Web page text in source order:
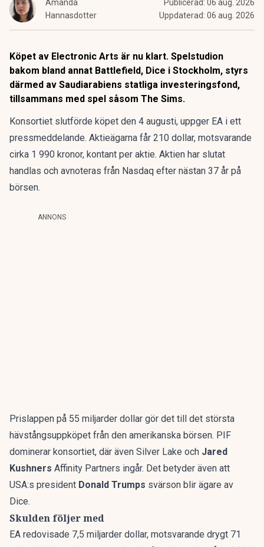
Amanda
Hannasdotter
Publicerad: 06 aug. 2026
Uppdaterad: 06 aug. 2026
Köpet av Electronic Arts är nu klart. Spelstudion
bakom bland annat Battlefield, Dice i Stockholm, styrs
därmed av Saudiarabiens statliga investeringsfond,
tillsammans med spel såsom The Sims.
Konsortiet slutförde köpet den 4 augusti, uppger EA i ett
pressmeddelande. Aktieägarna får 210 dollar, motsvarande
cirka 1 990 kronor, kontant per aktie. Aktien har slutat
handlas och avnoteras från Nasdaq efter nästan 37 år på
börsen.
ANNONS
Prislappen på 55 miljarder dollar gör det till det största
hävstångsuppköpet från den amerikanska börsen. PIF
dominerar konsortiet, där även Silver Lake och Jared
Kushners Affinity Partners ingår. Det betyder även att
USA:s president Donald Trumps svärson blir ägare av
Dice.
Skulden följer med
EA redovisade 7,5 miljarder dollar, motsvarande drygt 71